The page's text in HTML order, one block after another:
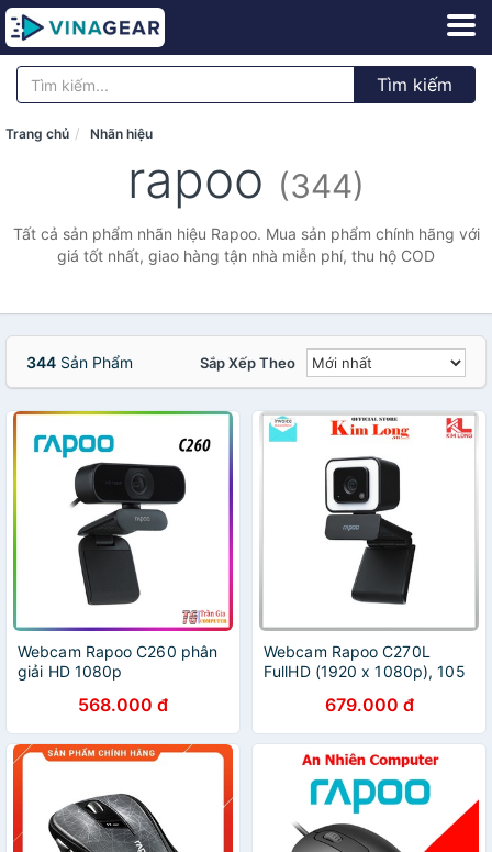
Tìm kiếm
Trang chủ Nhãn hiệu
rapoo (344)
Tất cả sản phẩm nhãn hiệu Rapoo. Mua sản phẩm chính hãng với
giá tốt nhất, giao hàng tận nhà miễn phí, thu hộ COD
344 Sản Phẩm Sắp Xếp Theo
Webcam Rapoo C260 phân
giải HD 1080p
568.000 đ
Webcam Rapoo C270L
FullHD (1920 x 1080p), 105
chính hãng - Bảo Hành 24
Tháng
679.000 đ